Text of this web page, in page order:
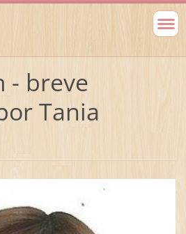
- breve
Tania